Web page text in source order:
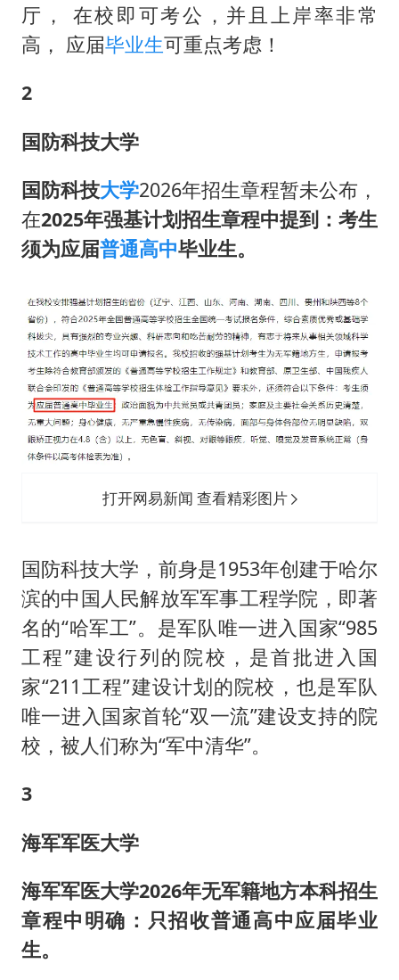
厅， 在校即可考公，并且上岸率非常
高， 应届毕业生可重点考虑！
2
国防科技大学
国防科技大学2026年招生章程暂未公布，
在2025年强基计划招生章程中提到：考生
须为应届普通高中毕业生。
打开网易新闻 查看精彩图片
国防科技大学，前身是1953年创建于哈尔
滨的中国人民解放军军事工程学院，即著
名的“哈军工”。是军队唯一进入国家“985
工程”建设行列的院校，是首批进入国
家“211工程”建设计划的院校，也是军队
唯一进入国家首轮“双一流”建设支持的院
校，被人们称为“军中清华”。
3
海军军医大学
海军军医大学2026年无军籍地方本科招生
章程中明确：只招收普通高中应届毕业
生。